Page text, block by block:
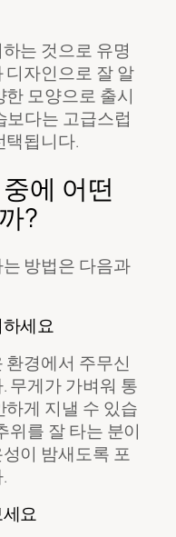
는 것으로 유명
디자인으로 잘 알
모양으로 출시
보다는 고급스럽
택됩니다.
에 어떤
?
방법은 다음과
세요
경에서 주무신
무게가 가벼워 통
게 지낼 수 있습
위를 잘 타는 분이
이 밤새도록 포
요